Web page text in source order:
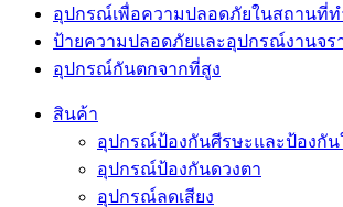
อุปกรณ์เพื่อความปลอดภัยในสถานที่ท
ป้ายความปลอดภัยและอุปกรณ์งานจร
อุปกรณ์กันตกจากที่สูง
สินค้า
อุปกรณ์ป้องกันศีรษะและป้องกัน
อุปกรณ์ป้องกันดวงตา
อุปกรณ์ลดเสียง